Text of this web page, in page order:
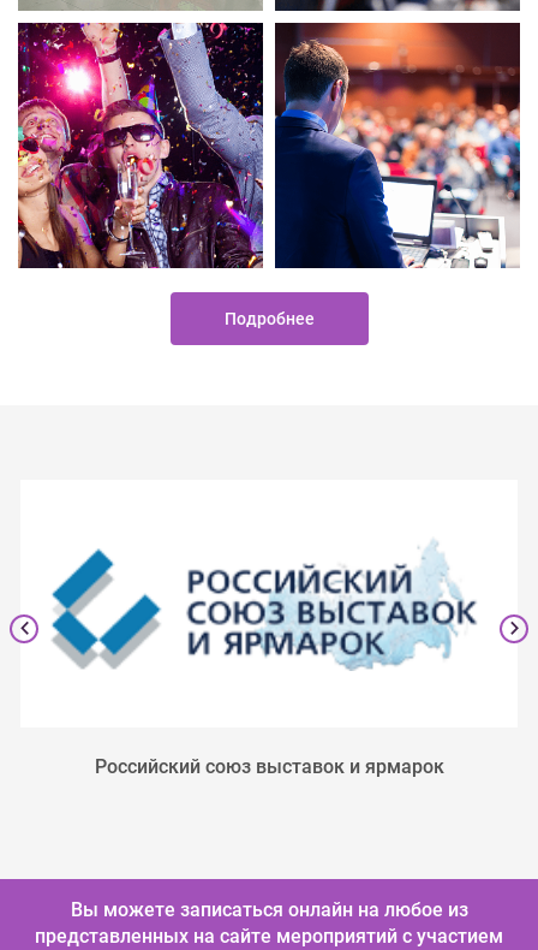
Подробнее
Российский союз выставок и ярмарок
Вы можете записаться онлайн на любое из
представленных на сайте мероприятий с участием